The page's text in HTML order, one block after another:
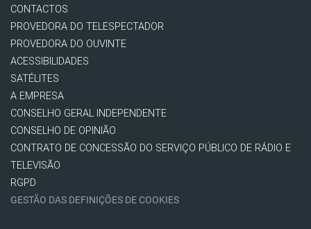
CONTACTOS
PROVEDORA DO TELESPECTADOR
PROVEDORA DO OUVINTE
ACESSIBILIDADES
SATÉLITES
A EMPRESA
CONSELHO GERAL INDEPENDENTE
CONSELHO DE OPINIÃO
CONTRATO DE CONCESSÃO DO SERVIÇO PÚBLICO DE RÁDIO E
TELEVISÃO
RGPD
GESTÃO DAS DEFINIÇÕES DE COOKIES